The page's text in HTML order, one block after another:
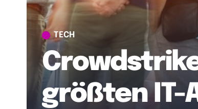
TECH
größten IT-